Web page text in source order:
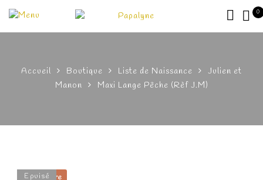
0
Accueil Boutique Liste de Naissance
Julien et
Manon
Maxi Lange Pêche (Rèf J.M)
Epuisé
Prioritaire